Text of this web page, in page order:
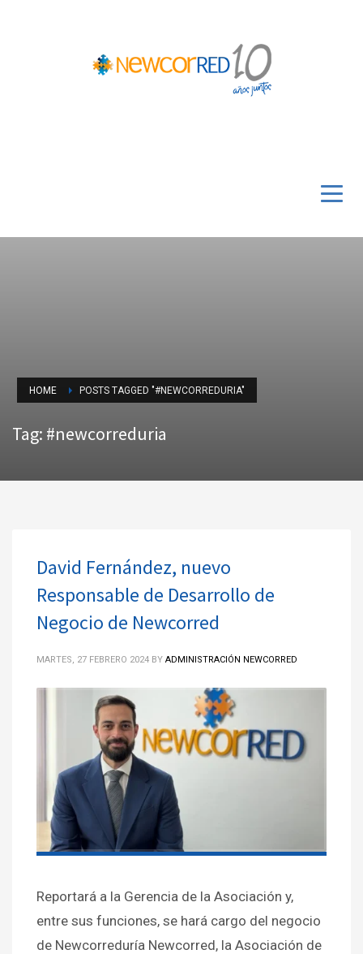
HOME POSTS TAGGED "#NEWCORREDURIA"
Tag: #newcorreduria
David Fernández, nuevo
Responsable de Desarrollo de
Negocio de Newcorred
MARTES, 27 FEBRERO 2024 BY ADMINISTRACIÓN NEWCORRED
Reportará a la Gerencia de la Asociación y,
entre sus funciones, se hará cargo del negocio
de Newcorreduría Newcorred, la Asociación de